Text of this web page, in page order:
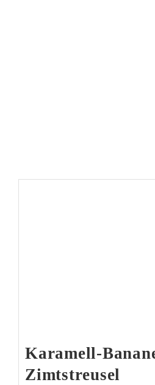
Karamell-
Zimtstreusel